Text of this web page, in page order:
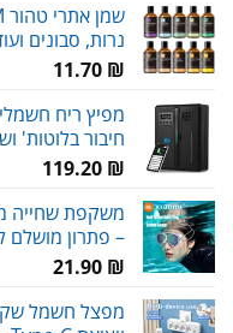
נרות, סבונים
11.70 ₪
מפיץ ריח
חיבור בלוטות'
119.20 ₪
– פתרון מושלם
21.90 ₪